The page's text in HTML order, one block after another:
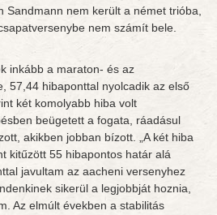
Sandmann nem került a német trióba,
nem számít bele.
inkább a maraton- és az
57,44 hibaponttal nyolcadik az első
két komolyabb hiba volt
beügetett a fogata, ráadásul
akikben jobban bízott. „A két hiba
kitűzött 55 hibapontos határ alá
javultam az aacheni versenyhez
sikerül a legjobbját hoznia,
Az elmúlt években a stabilitás